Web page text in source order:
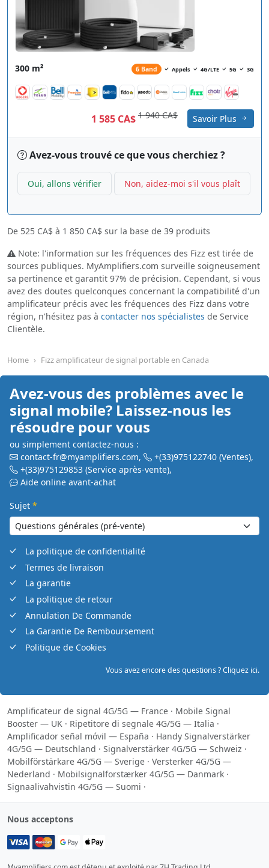
300 m² 6 Band Appels 4G/LTE 5G 3G
1 585 CA$ 1 940 CA$ Savoir Plus
Avez-vous trouvé ce que vous cherchiez ?
Oui, allons vérifier Non, aidez-moi s'il vous plaît
De 525 CA$ à 1 850 CA$ sur la base de 39 produits
Note: l'information sur les fréquences des Fizz est tirée de
sources publiques. MyAmplifiers.com surveille soigneusement
sa pertinence et garantit 97% de précision. Cependant, si vous
avez des doutes quelconques concernant la compatibilité d'un
amplificateur précis avec les fréquences des Fizz dans votre
région, n'hésitez pas à contacter nos spécialistes de Service
Clientèle.
Home Fizz amplificateur de signal portable en Canada
Avez-vous des problèmes avec le
signal mobile? Laissez-nous les
résoudre pour vous
ou simplement contactez-nous :
contact-fr@myamplifiers.com, +(33)975122740 (Ventes),
+(33)975129853 (Service après-vente),
Aide online avant-achat
Sujet *
La politique de confidentialité
Termes de livraison
La garantie
La politique de retour
Annulation De Commande
La Garantie De Remboursement
Politique de Cookies
Vous avez encore des questions ? Cliquez ici.
Amplificateur de signal 4G/5G — France · Mobile Signal
Booster — UK · Ripetitore di segnale 4G/5G — Italia ·
Amplificador señal móvil — España · Handy Signalverstärker
4G/5G — Deutschland · Signalverstärker 4G/5G — Schweiz ·
Mobilförstärkare 4G/5G — Sverige · Versterker 4G/5G —
Nederland · Mobilsignalforstærker 4G/5G — Danmark ·
Signaalivahvistin 4G/5G — Suomi ·
Nous acceptons